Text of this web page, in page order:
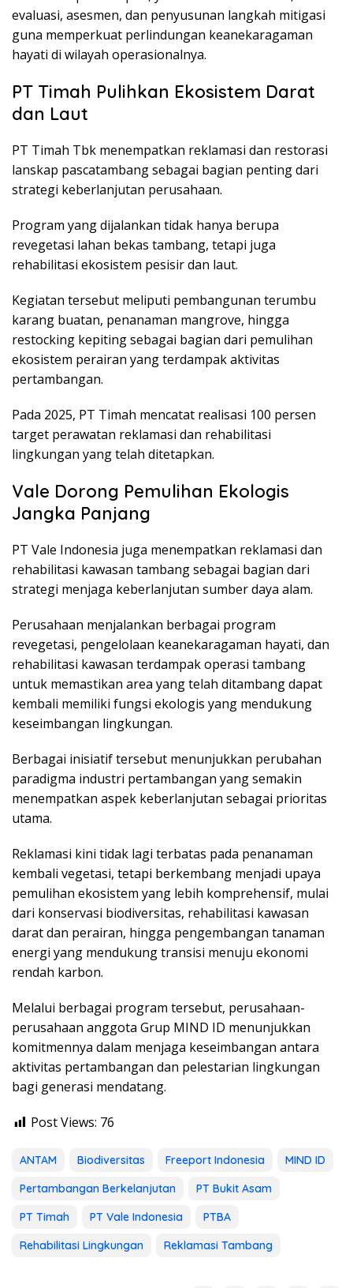
evaluasi, asesmen, dan penyusunan langkah mitigasi
guna memperkuat perlindungan keanekaragaman
hayati di wilayah operasionalnya.
PT Timah Pulihkan Ekosistem Darat
dan Laut
PT Timah Tbk menempatkan reklamasi dan restorasi
lanskap pascatambang sebagai bagian penting dari
strategi keberlanjutan perusahaan.
Program yang dijalankan tidak hanya berupa
revegetasi lahan bekas tambang, tetapi juga
rehabilitasi ekosistem pesisir dan laut.
Kegiatan tersebut meliputi pembangunan terumbu
karang buatan, penanaman mangrove, hingga
restocking kepiting sebagai bagian dari pemulihan
ekosistem perairan yang terdampak aktivitas
pertambangan.
Pada 2025, PT Timah mencatat realisasi 100 persen
target perawatan reklamasi dan rehabilitasi
lingkungan yang telah ditetapkan.
Vale Dorong Pemulihan Ekologis
Jangka Panjang
PT Vale Indonesia juga menempatkan reklamasi dan
rehabilitasi kawasan tambang sebagai bagian dari
strategi menjaga keberlanjutan sumber daya alam.
Perusahaan menjalankan berbagai program
revegetasi, pengelolaan keanekaragaman hayati, dan
rehabilitasi kawasan terdampak operasi tambang
untuk memastikan area yang telah ditambang dapat
kembali memiliki fungsi ekologis yang mendukung
keseimbangan lingkungan.
Berbagai inisiatif tersebut menunjukkan perubahan
paradigma industri pertambangan yang semakin
menempatkan aspek keberlanjutan sebagai prioritas
utama.
Reklamasi kini tidak lagi terbatas pada penanaman
kembali vegetasi, tetapi berkembang menjadi upaya
pemulihan ekosistem yang lebih komprehensif, mulai
dari konservasi biodiversitas, rehabilitasi kawasan
darat dan perairan, hingga pengembangan tanaman
energi yang mendukung transisi menuju ekonomi
rendah karbon.
Melalui berbagai program tersebut, perusahaan-
perusahaan anggota Grup MIND ID menunjukkan
komitmennya dalam menjaga keseimbangan antara
aktivitas pertambangan dan pelestarian lingkungan
bagi generasi mendatang.
Post Views: 76
ANTAM Biodiversitas Freeport Indonesia
MIND ID
Pertambangan Berkelanjutan
PT Bukit Asam
PT Timah
PT Vale Indonesia
PTBA
Rehabilitasi Lingkungan
Reklamasi Tambang